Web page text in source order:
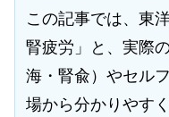
この記事では、東
腎疲労」と、実際
海・腎兪）やセル
場から分かりやす